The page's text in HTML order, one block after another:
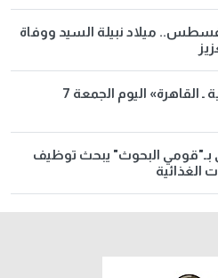
في مثل هذا اليوم 7 أغسطس.. ميلاد نبيلة السيد ووفاة
مواعيد قطارات «الإسكندرية ـ القاهرة» اليوم الجمعة 7
بـ"قومي البحوث" يبحث توظيف
الغذائية